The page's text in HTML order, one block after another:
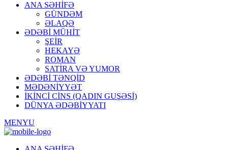
ANA SƏHİFƏ
GÜNDƏM
ƏLAQƏ
ƏDƏBİ MÜHİT
ŞEİR
HEKAYƏ
ROMAN
SATİRA VƏ YUMOR
ƏDƏBİ TƏNQİD
MƏDƏNİYYƏT
İKİNCİ CİNS (QADIN GUŞƏSİ)
DÜNYA ƏDƏBİYYATI
MENYU